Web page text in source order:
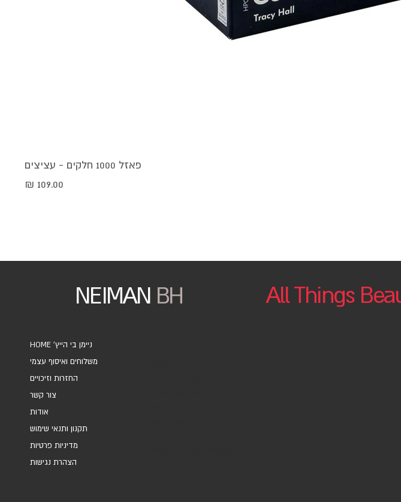
פאזל 1000 חלקים - עציצים
מחיר
HOME 'ניימן בי הייץ
משלוחים ואיסוף עצמי
החזרות וזיכויים
צור קשר
אודות
תקנון ותנאי שימוש
מדיניות פרטיות
הצהרת נגישות
NEIMAN BH All Things